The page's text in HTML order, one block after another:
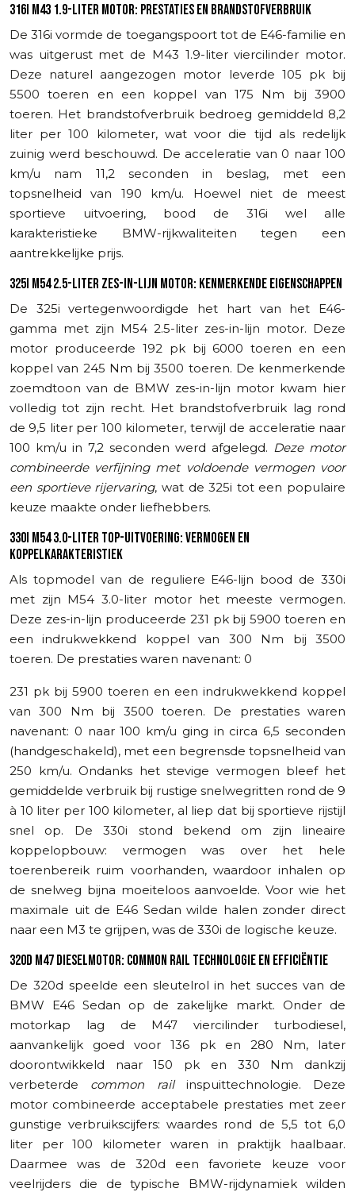
316I M43 1.9-LITER MOTOR: PRESTATIES EN BRANDSTOFVERBRUIK
De 316i vormde de toegangspoort tot de E46-familie en
was uitgerust met de M43 1.9-liter viercilinder motor.
Deze naturel aangezogen motor leverde 105 pk bij
5500 toeren en een koppel van 175 Nm bij 3900
toeren. Het brandstofverbruik bedroeg gemiddeld 8,2
liter per 100 kilometer, wat voor die tijd als redelijk
zuinig werd beschouwd. De acceleratie van 0 naar 100
km/u nam 11,2 seconden in beslag, met een
topsnelheid van 190 km/u. Hoewel niet de meest
sportieve uitvoering, bood de 316i wel alle
karakteristieke BMW-rijkwaliteiten tegen een
aantrekkelijke prijs.
325I M54 2.5-LITER ZES-IN-LIJN MOTOR: KENMERKENDE EIGENSCHAPPEN
De 325i vertegenwoordigde het hart van het E46-
gamma met zijn M54 2.5-liter zes-in-lijn motor. Deze
motor produceerde 192 pk bij 6000 toeren en een
koppel van 245 Nm bij 3500 toeren. De kenmerkende
zoemdtoon van de BMW zes-in-lijn motor kwam hier
volledig tot zijn recht. Het brandstofverbruik lag rond
de 9,5 liter per 100 kilometer, terwijl de acceleratie naar
100 km/u in 7,2 seconden werd afgelegd. Deze motor
combineerde verfijning met voldoende vermogen voor
een sportieve rijervaring, wat de 325i tot een populaire
keuze maakte onder liefhebbers.
330I M54 3.0-LITER TOP-UITVOERING: VERMOGEN EN
KOPPELKARAKTERISTIEK
Als topmodel van de reguliere E46-lijn bood de 330i
met zijn M54 3.0-liter motor het meeste vermogen.
Deze zes-in-lijn produceerde 231 pk bij 5900 toeren en
een indrukwekkend koppel van 300 Nm bij 3500
toeren. De prestaties waren navenant: 0
231 pk bij 5900 toeren en een indrukwekkend koppel
van 300 Nm bij 3500 toeren. De prestaties waren
navenant: 0 naar 100 km/u ging in circa 6,5 seconden
(handgeschakeld), met een begrensde topsnelheid van
250 km/u. Ondanks het stevige vermogen bleef het
gemiddelde verbruik bij rustige snelwegritten rond de 9
à 10 liter per 100 kilometer, al liep dat bij sportieve rijstijl
snel op. De 330i stond bekend om zijn lineaire
koppelopbouw: vermogen was over het hele
toerenbereik ruim voorhanden, waardoor inhalen op
de snelweg bijna moeiteloos aanvoelde. Voor wie het
maximale uit de E46 Sedan wilde halen zonder direct
naar een M3 te grijpen, was de 330i de logische keuze.
320D M47 DIESELMOTOR: COMMON RAIL TECHNOLOGIE EN EFFICIËNTIE
De 320d speelde een sleutelrol in het succes van de
BMW E46 Sedan op de zakelijke markt. Onder de
motorkap lag de M47 viercilinder turbodiesel,
aanvankelijk goed voor 136 pk en 280 Nm, later
doorontwikkeld naar 150 pk en 330 Nm dankzij
verbeterde common railinspuittechnologie. Deze
motor combineerde acceptabele prestaties met zeer
gunstige verbruikscijfers: waardes rond de 5,5 tot 6,0
liter per 100 kilometer waren in praktijk haalbaar.
Daarmee was de 320d een favoriete keuze voor
veelrijders die de typische BMW-rijdynamiek wilden